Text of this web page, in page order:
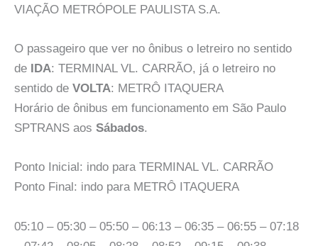
VIAÇÃO METRÓPOLE PAULISTA S.A.
O passageiro que ver no ônibus o letreiro no sentido
de
IDA: TERMINAL VL. CARRÃO, já o letreiro no
sentido de VOLTA: METRÔ ITAQUERA
Horário de ônibus em funcionamento em São Paulo
SPTRANS aos Sábados.
Ponto Inicial: indo para TERMINAL VL. CARRÃO
Ponto Final: indo para METRÔ ITAQUERA
05:10 – 05:30 – 05:50 – 06:13 – 06:35 – 06:55 – 07:18